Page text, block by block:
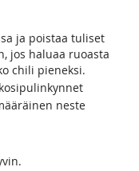
ja poistaa tuliset
jos haluaa ruoasta
chili pieneksi.
neste